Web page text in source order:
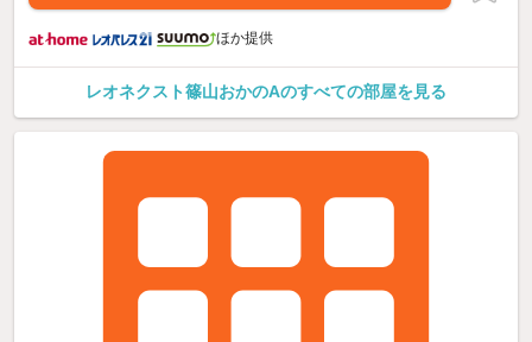
ほか提供
レオネクスト篠山おかのAのすべての部屋を見る